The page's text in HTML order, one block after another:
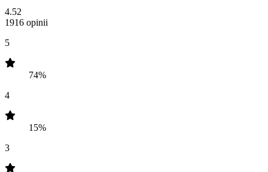
4.52
1916 opinii
5
74%
4
15%
3